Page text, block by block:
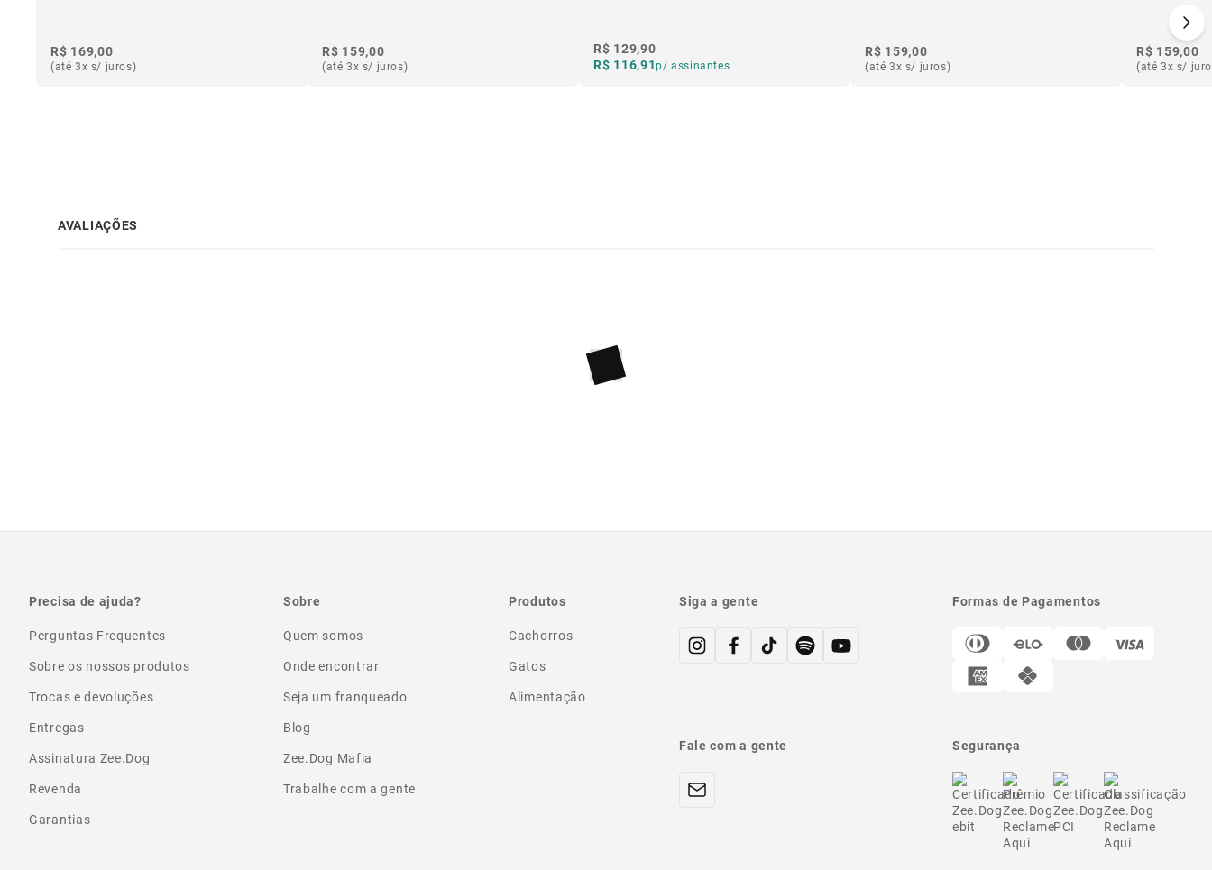
R$ 169,00
(até 3x s/ juros)
R$ 159,00
(até 3x s/ juros)
R$ 129,90
R$ 116,91p/ assinantes
R$ 159,00
(até 3x s/ juros)
R$ 159,00
(até 3x s/
AVALIAÇÕES
Precisa de ajuda?
Perguntas Frequentes
Sobre os nossos produtos
Trocas e devoluções
Entregas
Assinatura Zee.Dog
Revenda
Garantias
Sobre
Quem somos
Onde encontrar
Seja um franqueado
Blog
Zee.Dog Mafia
Trabalhe com a gente
Produtos
Cachorros
Gatos
Alimentação
Siga a gente
Fale com a gente
Formas de Pagamentos
Segurança